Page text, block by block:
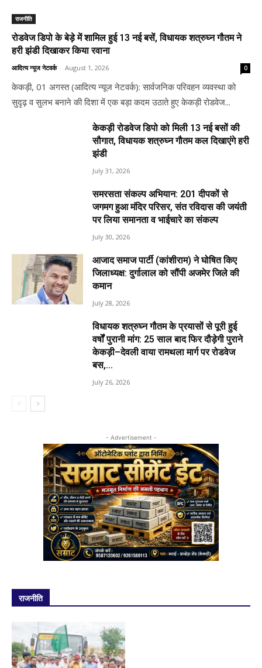
राजनीति
रोडवेज डिपो के बेड़े में शामिल हुई 13 नई बसें, विधायक शत्रुघ्न गौतम ने
हरी झंडी दिखाकर किया रवाना
आदित्य न्यूज नेटवर्क - August 1, 2026 0
केकड़ी, 01 अगस्त (आदित्य न्यूज नेटवर्क): सार्वजनिक परिवहन व्यवस्था को
सुदृढ़ व सुलभ बनाने की दिशा में एक बड़ा कदम उठाते हुए केकड़ी रोडवेज...
केकड़ी रोडवेज डिपो को मिली 13 नई बसों की
सौगात, विधायक शत्रुघ्न गौतम कल दिखाएंगे हरी
झंडी
July 31, 2026
समरसता संकल्प अभियान: 201 दीपकों से
जगमग हुआ मंदिर परिसर, संत रविदास की जयंती
पर लिया समानता व भाईचारे का संकल्प
July 30, 2026
आजाद समाज पार्टी (कांशीराम) ने घोषित किए
जिलाध्यक्ष: दुर्गालाल को सौंपी अजमेर जिले की
कमान
July 28, 2026
विधायक शत्रुघ्न गौतम के प्रयासों से पूरी हुई
वर्षों पुरानी मांग: 25 साल बाद फिर दौड़ेगी पुराने
केकड़ी–देवली वाया रामथला मार्ग पर रोडवेज
बस,...
July 26, 2026
- Advertisement -
राजनीति